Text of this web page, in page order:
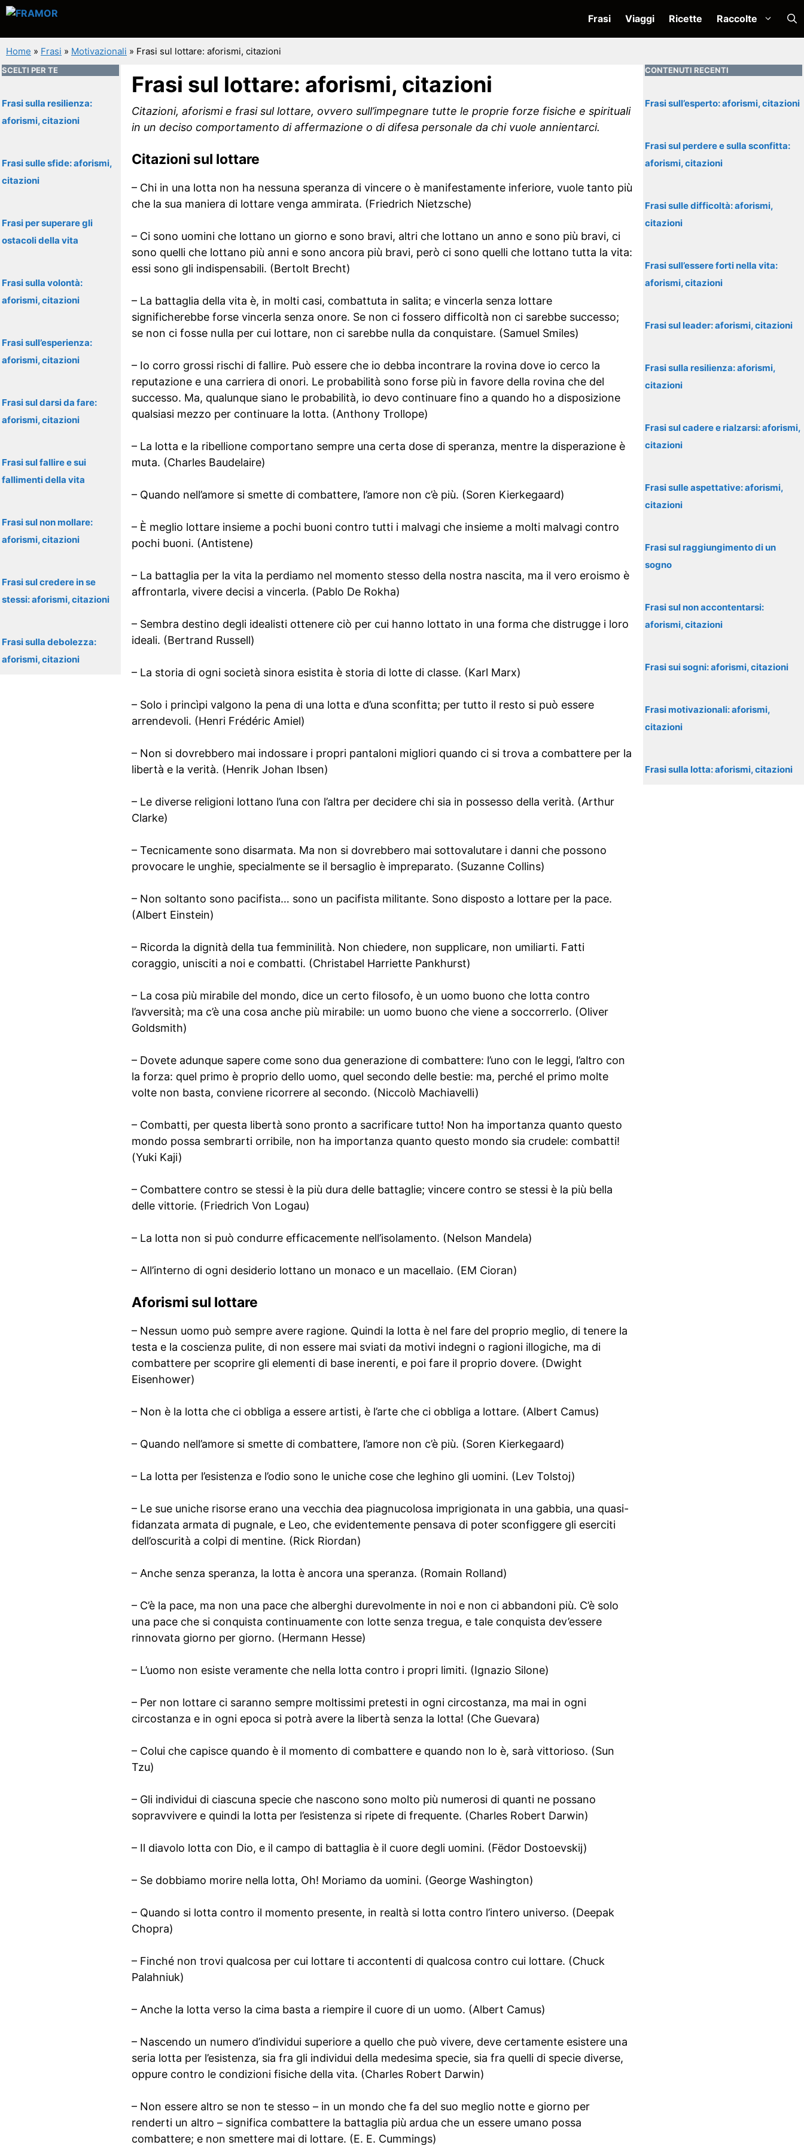
Vai
contenuto
Frasi Viaggi Ricette Raccolte
Home » Frasi » Motivazionali » Frasi sul lottare: aforismi, citazioni
Frasi sul lottare: aforismi, citazioni
Citazioni, aforismi e frasi sul lottare, ovvero sull’impegnare tutte le proprie forze fisiche e spirituali
in un deciso comportamento di affermazione o di difesa personale da chi vuole annientarci.
Citazioni sul lottare
– Chi in una lotta non ha nessuna speranza di vincere o è manifestamente inferiore, vuole tanto più
che la sua maniera di lottare venga ammirata. (Friedrich Nietzsche)
– Ci sono uomini che lottano un giorno e sono bravi, altri che lottano un anno e sono più bravi, ci
sono quelli che lottano più anni e sono ancora più bravi, però ci sono quelli che lottano tutta la vita:
essi sono gli indispensabili. (Bertolt Brecht)
– La battaglia della vita è, in molti casi, combattuta in salita; e vincerla senza lottare
significherebbe forse vincerla senza onore. Se non ci fossero difficoltà non ci sarebbe successo;
se non ci fosse nulla per cui lottare, non ci sarebbe nulla da conquistare. (Samuel Smiles)
– Io corro grossi rischi di fallire. Può essere che io debba incontrare la rovina dove io cerco la
reputazione e una carriera di onori. Le probabilità sono forse più in favore della rovina che del
successo. Ma, qualunque siano le probabilità, io devo continuare fino a quando ho a disposizione
qualsiasi mezzo per continuare la lotta. (Anthony Trollope)
– La lotta e la ribellione comportano sempre una certa dose di speranza, mentre la disperazione è
muta. (Charles Baudelaire)
– Quando nell’amore si smette di combattere, l’amore non c’è più. (Soren Kierkegaard)
– È meglio lottare insieme a pochi buoni contro tutti i malvagi che insieme a molti malvagi contro
pochi buoni. (Antistene)
– La battaglia per la vita la perdiamo nel momento stesso della nostra nascita, ma il vero eroismo è
affrontarla, vivere decisi a vincerla. (Pablo De Rokha)
– Sembra destino degli idealisti ottenere ciò per cui hanno lottato in una forma che distrugge i loro
ideali. (Bertrand Russell)
– La storia di ogni società sinora esistita è storia di lotte di classe. (Karl Marx)
– Solo i princìpi valgono la pena di una lotta e d’una sconfitta; per tutto il resto si può essere
arrendevoli. (Henri Frédéric Amiel)
– Non si dovrebbero mai indossare i propri pantaloni migliori quando ci si trova a combattere per la
libertà e la verità. (Henrik Johan Ibsen)
– Le diverse religioni lottano l’una con l’altra per decidere chi sia in possesso della verità. (Arthur
Clarke)
– Tecnicamente sono disarmata. Ma non si dovrebbero mai sottovalutare i danni che possono
provocare le unghie, specialmente se il bersaglio è impreparato. (Suzanne Collins)
– Non soltanto sono pacifista… sono un pacifista militante. Sono disposto a lottare per la pace.
(Albert Einstein)
– Ricorda la dignità della tua femminilità. Non chiedere, non supplicare, non umiliarti. Fatti
coraggio, unisciti a noi e combatti. (Christabel Harriette Pankhurst)
– La cosa più mirabile del mondo, dice un certo filosofo, è un uomo buono che lotta contro
l’avversità; ma c’è una cosa anche più mirabile: un uomo buono che viene a soccorrerlo. (Oliver
Goldsmith)
– Dovete adunque sapere come sono dua generazione di combattere: l’uno con le leggi, l’altro con
la forza: quel primo è proprio dello uomo, quel secondo delle bestie: ma, perché el primo molte
volte non basta, conviene ricorrere al secondo. (Niccolò Machiavelli)
– Combatti, per questa libertà sono pronto a sacrificare tutto! Non ha importanza quanto questo
mondo possa sembrarti orribile, non ha importanza quanto questo mondo sia crudele: combatti!
(Yuki Kaji)
– Combattere contro se stessi è la più dura delle battaglie; vincere contro se stessi è la più bella
delle vittorie. (Friedrich Von Logau)
– La lotta non si può condurre efficacemente nell’isolamento. (Nelson Mandela)
– All’interno di ogni desiderio lottano un monaco e un macellaio. (EM Cioran)
Aforismi sul lottare
– Nessun uomo può sempre avere ragione. Quindi la lotta è nel fare del proprio meglio, di tenere la
testa e la coscienza pulite, di non essere mai sviati da motivi indegni o ragioni illogiche, ma di
combattere per scoprire gli elementi di base inerenti, e poi fare il proprio dovere. (Dwight
Eisenhower)
– Non è la lotta che ci obbliga a essere artisti, è l’arte che ci obbliga a lottare. (Albert Camus)
– Quando nell’amore si smette di combattere, l’amore non c’è più. (Soren Kierkegaard)
– La lotta per l’esistenza e l’odio sono le uniche cose che leghino gli uomini. (Lev Tolstoj)
– Le sue uniche risorse erano una vecchia dea piagnucolosa imprigionata in una gabbia, una quasi-
fidanzata armata di pugnale, e Leo, che evidentemente pensava di poter sconfiggere gli eserciti
dell’oscurità a colpi di mentine. (Rick Riordan)
– Anche senza speranza, la lotta è ancora una speranza. (Romain Rolland)
– C’è la pace, ma non una pace che alberghi durevolmente in noi e non ci abbandoni più. C’è solo
una pace che si conquista continuamente con lotte senza tregua, e tale conquista dev’essere
rinnovata giorno per giorno. (Hermann Hesse)
– L’uomo non esiste veramente che nella lotta contro i propri limiti. (Ignazio Silone)
– Per non lottare ci saranno sempre moltissimi pretesti in ogni circostanza, ma mai in ogni
circostanza e in ogni epoca si potrà avere la libertà senza la lotta! (Che Guevara)
– Colui che capisce quando è il momento di combattere e quando non lo è, sarà vittorioso. (Sun
Tzu)
– Gli individui di ciascuna specie che nascono sono molto più numerosi di quanti ne possano
sopravvivere e quindi la lotta per l’esistenza si ripete di frequente. (Charles Robert Darwin)
– Il diavolo lotta con Dio, e il campo di battaglia è il cuore degli uomini. (Fëdor Dostoevskij)
– Se dobbiamo morire nella lotta, Oh! Moriamo da uomini. (George Washington)
– Quando si lotta contro il momento presente, in realtà si lotta contro l’intero universo. (Deepak
Chopra)
– Finché non trovi qualcosa per cui lottare ti accontenti di qualcosa contro cui lottare. (Chuck
Palahniuk)
– Anche la lotta verso la cima basta a riempire il cuore di un uomo. (Albert Camus)
– Nascendo un numero d’individui superiore a quello che può vivere, deve certamente esistere una
seria lotta per l’esistenza, sia fra gli individui della medesima specie, sia fra quelli di specie diverse,
oppure contro le condizioni fisiche della vita. (Charles Robert Darwin)
– Non essere altro se non te stesso – in un mondo che fa del suo meglio notte e giorno per
renderti un altro – significa combattere la battaglia più ardua che un essere umano possa
combattere; e non smettere mai di lottare. (E. E. Cummings)
SCELTI PER TE
Frasi sulla resilienza:
aforismi, citazioni
Frasi sulle sfide: aforismi,
citazioni
Frasi per superare gli
ostacoli della vita
Frasi sulla volontà:
aforismi, citazioni
Frasi sull’esperienza:
aforismi, citazioni
Frasi sul darsi da fare:
aforismi, citazioni
Frasi sul fallire e sui
fallimenti della vita
Frasi sul non mollare:
aforismi, citazioni
Frasi sul credere in se
stessi: aforismi, citazioni
Frasi sulla debolezza:
aforismi, citazioni
CONTENUTI RECENTI
Frasi sull’esperto: aforismi, citazioni
Frasi sul perdere e sulla sconfitta:
aforismi, citazioni
Frasi sulle difficoltà: aforismi,
citazioni
Frasi sull’essere forti nella vita:
aforismi, citazioni
Frasi sul leader: aforismi, citazioni
Frasi sulla resilienza: aforismi,
citazioni
Frasi sul cadere e rialzarsi: aforismi,
citazioni
Frasi sulle aspettative: aforismi,
citazioni
Frasi sul raggiungimento di un
sogno
Frasi sul non accontentarsi:
aforismi, citazioni
Frasi sui sogni: aforismi, citazioni
Frasi motivazionali: aforismi,
citazioni
Frasi sulla lotta: aforismi, citazioni